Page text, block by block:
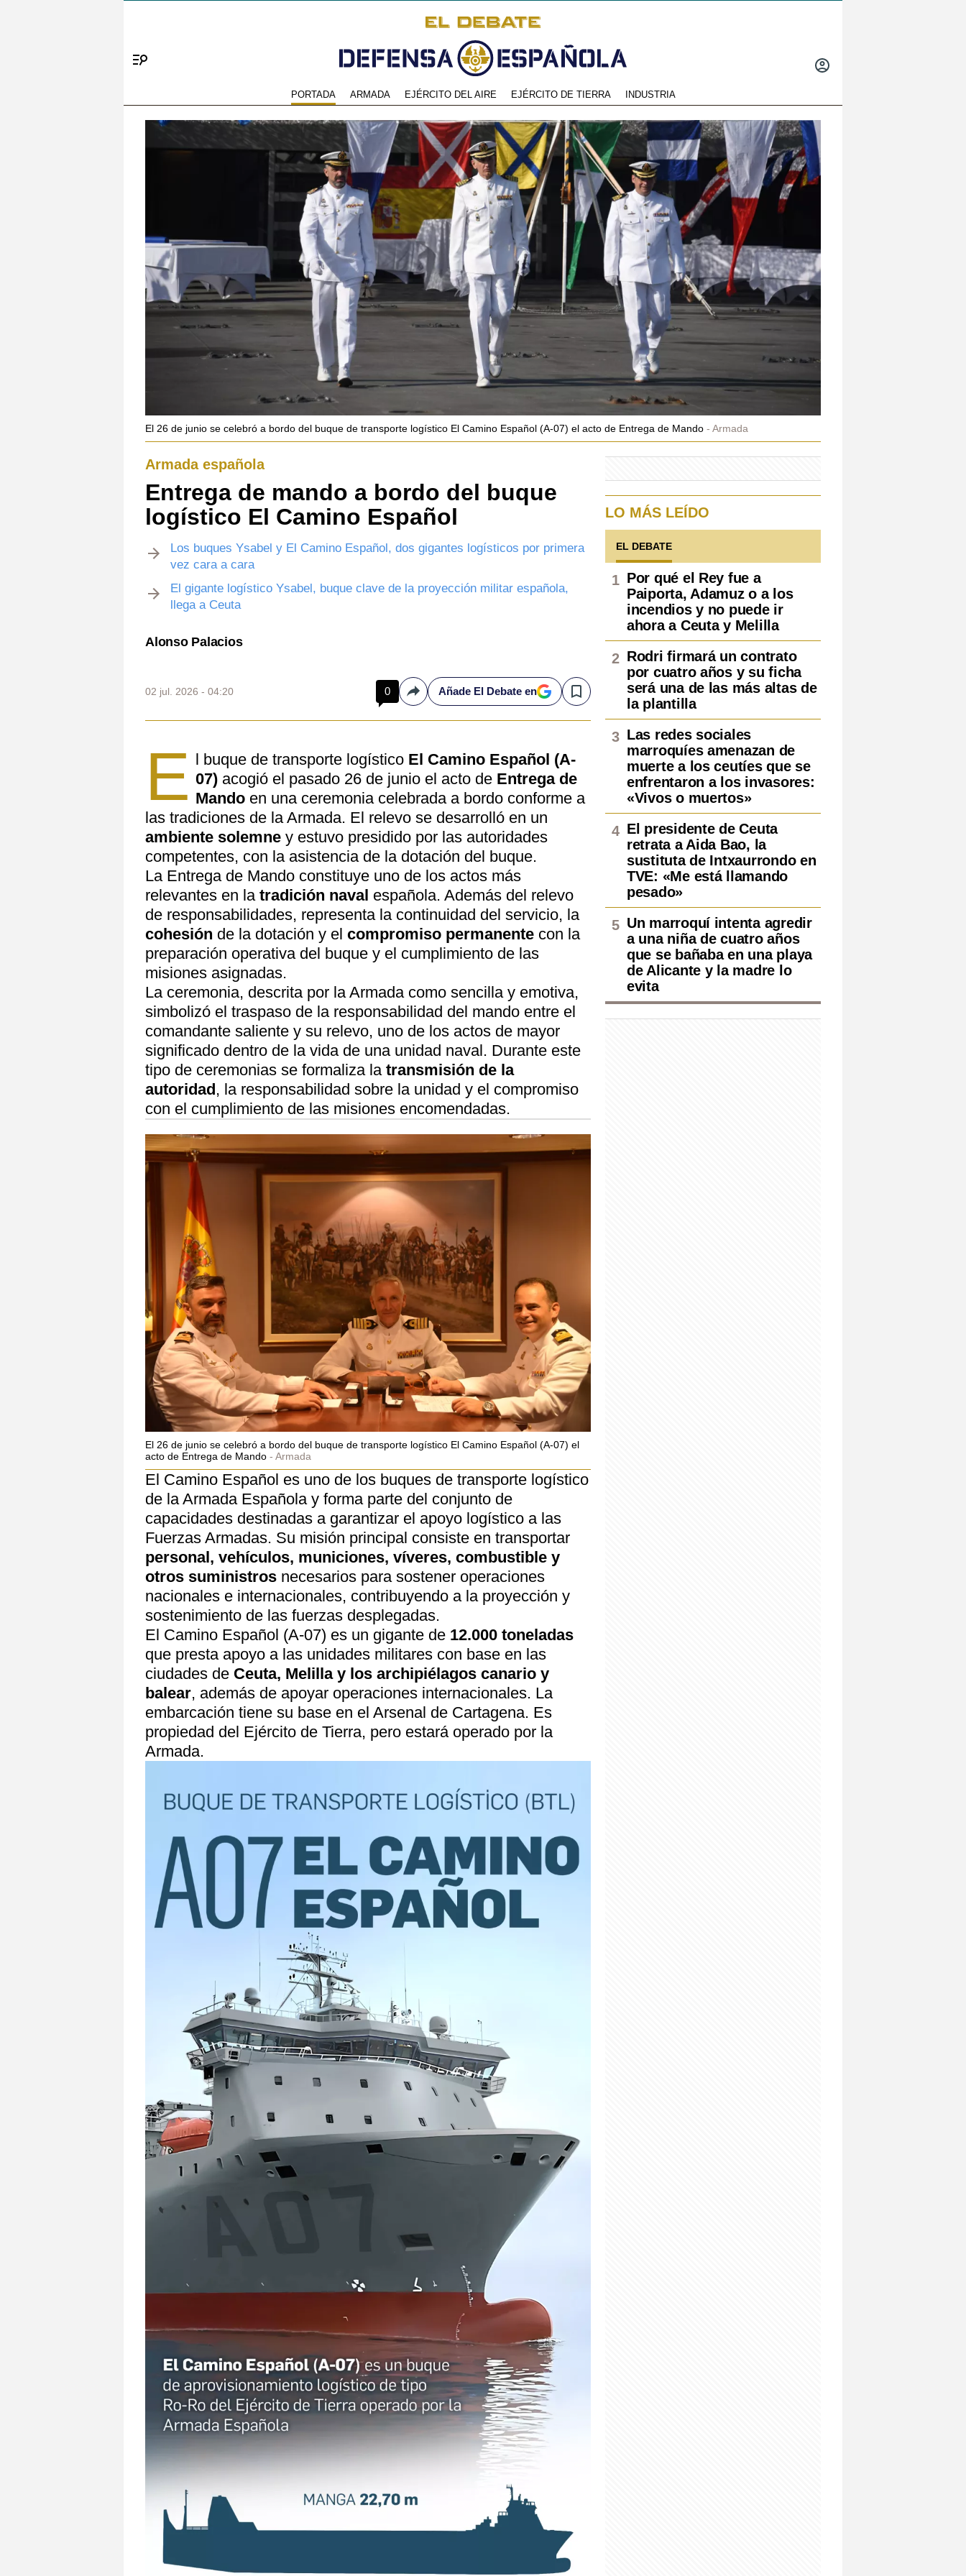
PORTADA ARMADA EJÉRCITO DEL AIRE EJÉRCITO DE TIERRA INDUSTRIA
El 26 de junio se celebró a bordo del buque de transporte logístico El Camino Español (A-07) el acto de Entrega de Mando Armada
Armada española
Entrega de mando a bordo del buque
logístico El Camino Español
Los buques Ysabel y El Camino Español, dos gigantes logísticos por primera
vez cara a cara
El gigante logístico Ysabel, buque clave de la proyección militar española,
llega a Ceuta
Alonso Palacios
02 jul. 2026 - 04:20 0 CompartirAñade El Debate en Save
E l buque de transporte logístico El Camino Español (A-
07) acogió el pasado 26 de junio el acto de Entrega de
Mando en una ceremonia celebrada a bordo conforme a
las tradiciones de la Armada. El relevo se desarrolló en un
ambiente solemne y estuvo presidido por las autoridades
competentes, con la asistencia de la dotación del buque.
La Entrega de Mando constituye uno de los actos más
relevantes en la tradición naval española. Además del relevo
de responsabilidades, representa la continuidad del servicio, la
cohesión de la dotación y el compromiso permanente con la
preparación operativa del buque y el cumplimiento de las
misiones asignadas.
La ceremonia, descrita por la Armada como sencilla y emotiva,
simbolizó el traspaso de la responsabilidad del mando entre el
comandante saliente y su relevo, uno de los actos de mayor
significado dentro de la vida de una unidad naval. Durante este
tipo de ceremonias se formaliza la transmisión de la
autoridad , la responsabilidad sobre la unidad y el compromiso
con el cumplimiento de las misiones encomendadas.
El 26 de junio se celebró a bordo del buque de transporte logístico El Camino Español (A-07) el
acto de Entrega de Mando
Armada
El Camino Español es uno de los buques de transporte logístico
de la Armada Española y forma parte del conjunto de
capacidades destinadas a garantizar el apoyo logístico a las
Fuerzas Armadas. Su misión principal consiste en transportar
personal, vehículos, municiones, víveres, combustible y
otros suministros necesarios para sostener operaciones
nacionales e internacionales, contribuyendo a la proyección y
sostenimiento de las fuerzas desplegadas.
El Camino Español (A-07) es un gigante de 12.000 toneladas
que presta apoyo a las unidades militares con base en las
ciudades de Ceuta, Melilla y los archipiélagos canario y
balear, además de apoyar operaciones internacionales. La
embarcación tiene su base en el Arsenal de Cartagena. Es
propiedad del Ejército de Tierra, pero estará operado por la
Armada.
LO MÁS LEÍDO
EL DEBATE
Por qué el Rey fue a
Paiporta, Adamuz o a los
incendios y no puede ir
ahora a Ceuta y Melilla
Rodri firmará un contrato
por cuatro años y su ficha
será una de las más altas de
la plantilla
Las redes sociales
marroquíes amenazan de
muerte a los ceutíes que se
enfrentaron a los invasores:
«Vivos o muertos»
El presidente de Ceuta
retrata a Aida Bao, la
sustituta de Intxaurrondo en
TVE: «Me está llamando
pesado»
Un marroquí intenta agredir
a una niña de cuatro años
que se bañaba en una playa
de Alicante y la madre lo
evita